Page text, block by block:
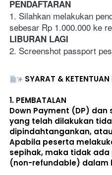
PENDAFTARAN
1. Silahkan melakukan
sebesar Rp 1.000.000 ke
LIBURAN LAGI
2. Screenshot passport
SYARAT &
1. PEMBATALAN
Down Payment (DP)
yang telah dilakukan
dipindahtangankan,
Apabila peserta
sepihak, maka tidak ada
(non-refundable) dalam